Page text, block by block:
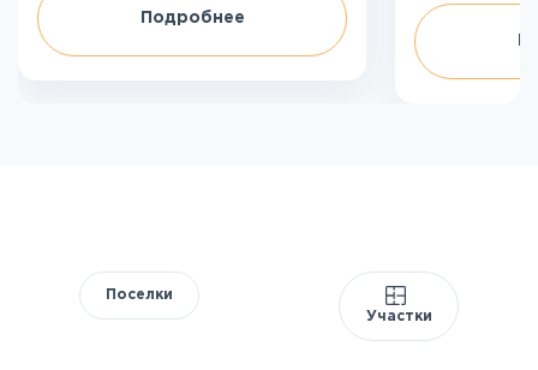
Подробнее
Поселки
Участки